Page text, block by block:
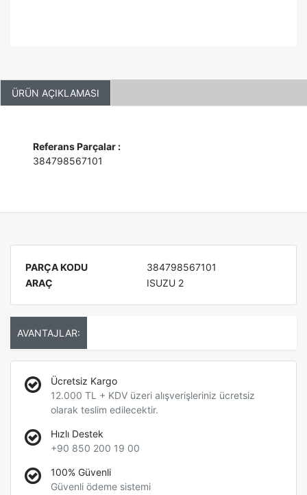
ÜRÜN AÇIKLAMASI
Referans Parçalar :
384798567101
PARÇA KODU
384798567101
ARAÇ
ISUZU 2
AVANTAJLAR:
Ücretsiz Kargo
12.000 TL + KDV üzeri alışverişleriniz ücretsiz
olarak teslim edilecektir.
Hızlı Destek
+90 850 200 19 00
100% Güvenli
Güvenli ödeme sistemi